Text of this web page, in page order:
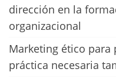
dirección en la
organizacional
Marketing ético para
práctica necesaria